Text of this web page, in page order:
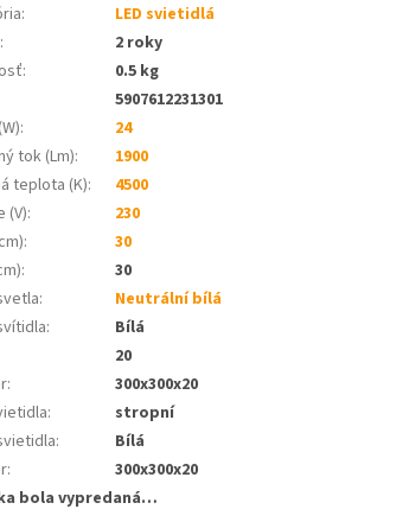
:
LED svietidlá
:
2 roky
:
0.5 kg
5907612231301
:
24
tok (Lm):
1900
teplota (K):
4500
(V):
230
:
30
:
30
:
Neutrální bílá
:
Bílá
20
:
300x300x20
:
stropní
:
Bílá
:
300x300x20
bola vypredaná…